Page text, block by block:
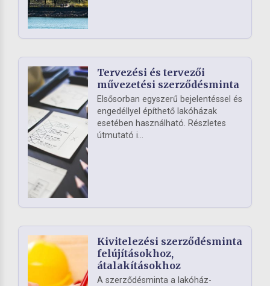
Tervezési és tervezői
művezetési szerződésminta
Elsősorban egyszerű bejelentéssel és
engedéllyel építhető lakóházak
esetében használható. Részletes
útmutató i...
Kivitelezési szerződésminta
felújításokhoz,
átalakításokhoz
A szerződésminta a lakóház-